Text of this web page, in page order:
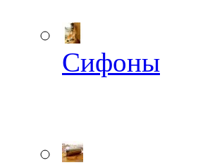
Сифоны